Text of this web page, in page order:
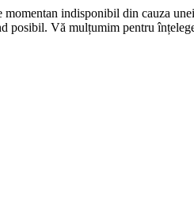
momentan indisponibil din cauza
posibil. Vă mulțumim pentru